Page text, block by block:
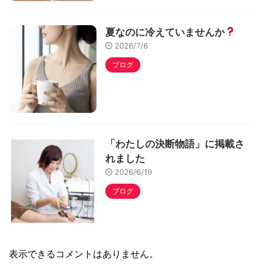
夏なのに冷えていませんか
2026/7/6
ブログ
「わたしの決断物語」に掲載さ
れました
2026/6/19
ブログ
表示できるコメントはありません。